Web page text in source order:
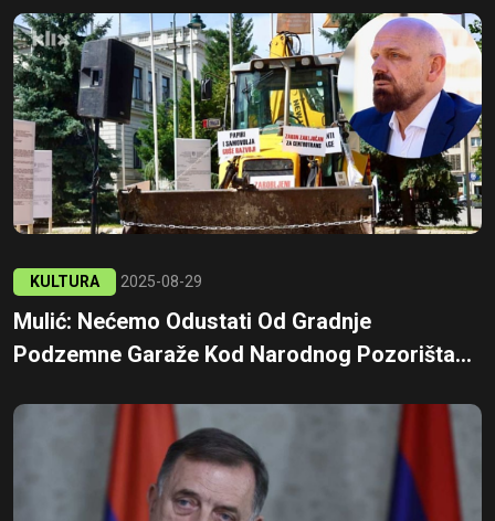
KULTURA 2025-08-29
Mulić: Nećemo Odustati Od Gradnje
Podzemne Garaže Kod Narodnog Pozorišta...